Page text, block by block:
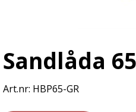
Sandlåda
HBP65-GR